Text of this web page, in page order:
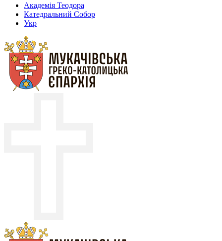
Академія Теодора
Катедральний Собор
Укр